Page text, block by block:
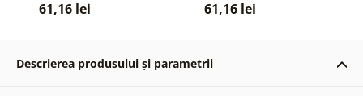
61,16 lei 61,16 lei
Descrierea produsului și parametrii